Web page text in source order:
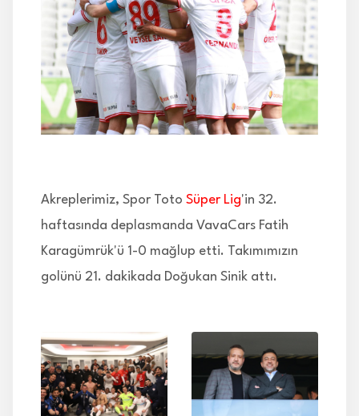
İLETİŞİM
Akreplerimiz, Spor Toto Süper Lig'in 32.
haftasında deplasmanda VavaCars Fatih
Karagümrük'ü 1-0 mağlup etti. Takımımızın
golünü 21. dakikada Doğukan Sinik attı.